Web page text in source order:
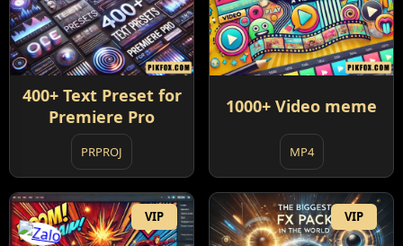
400+ Text Preset for
Premiere Pro
PRPROJ
1000+ Video meme
MP4
VIP VIP